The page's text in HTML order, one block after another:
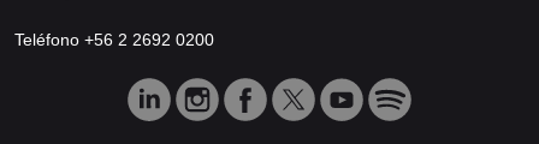
Teléfono +56 2 2692 0200